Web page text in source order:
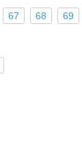
67 68 69